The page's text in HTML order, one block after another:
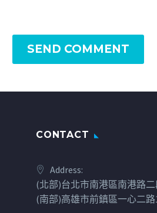
SEND COMMENT
CONTACT
Address:
(北部)台北市南港區南港路二
(南部)高雄市前鎮區一心二路